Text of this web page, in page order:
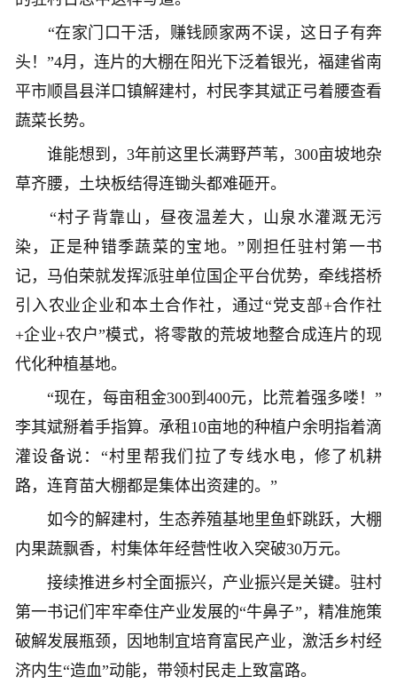
“在家门口干活，赚钱顾家两不误，这日子有奔
头！”4月，连片的大棚在阳光下泛着银光，福建省南
平市顺昌县洋口镇解建村，村民李其斌正弓着腰查看
蔬菜长势。
谁能想到，3年前这里长满野芦苇，300亩坡地杂
草齐腰，土块板结得连锄头都难砸开。
“村子背靠山，昼夜温差大，山泉水灌溉无污
染，正是种错季蔬菜的宝地。”刚担任驻村第一书
记，马伯荣就发挥派驻单位国企平台优势，牵线搭桥
引入农业企业和本土合作社，通过“党支部+合作社
+企业+农户”模式，将零散的荒坡地整合成连片的现
代化种植基地。
“现在，每亩租金300到400元，比荒着强多喽！”
李其斌掰着手指算。承租10亩地的种植户余明指着滴
灌设备说：“村里帮我们拉了专线水电，修了机耕
路，连育苗大棚都是集体出资建的。”
如今的解建村，生态养殖基地里鱼虾跳跃，大棚
内果蔬飘香，村集体年经营性收入突破30万元。
接续推进乡村全面振兴，产业振兴是关键。驻村
第一书记们牢牢牵住产业发展的“牛鼻子”，精准施策
破解发展瓶颈，因地制宜培育富民产业，激活乡村经
济内生“造血”动能，带领村民走上致富路。